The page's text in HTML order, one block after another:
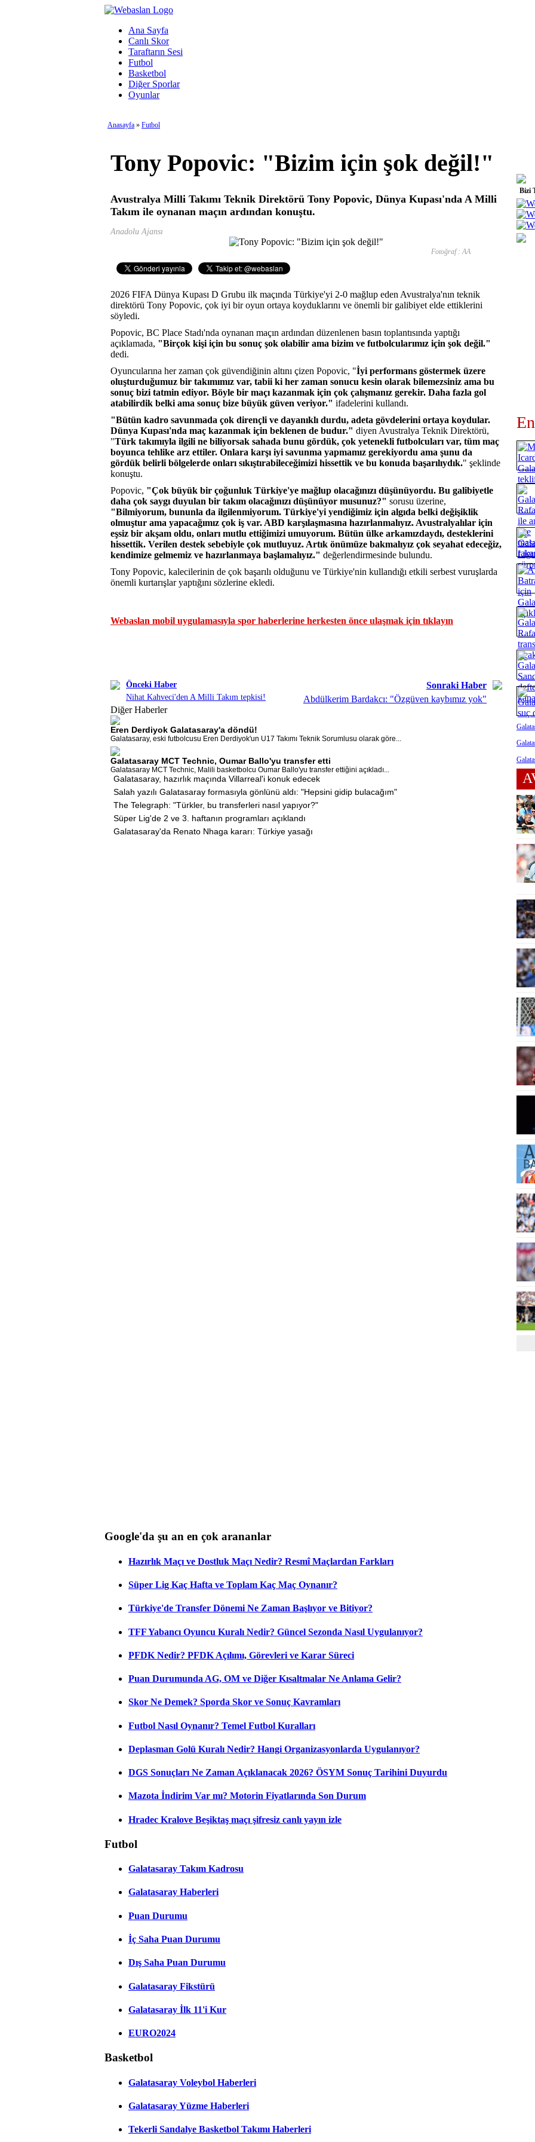
Ana Sayfa
Canlı Skor
Taraftarın Sesi
Futbol
Basketbol
Diğer Sporlar
Oyunlar
Anasayfa » Futbol
Tony Popovic: "Bizim için şok değil!"
Avustralya Milli Takımı Teknik Direktörü Tony Popovic, Dünya Kupası'nda A Milli
Takım ile oynanan maçın ardından konuştu.
Anadolu Ajansı
Fotoğraf : AA
2026 FIFA Dünya Kupası D Grubu ilk maçında Türkiye'yi 2-0 mağlup eden Avustralya'nın teknik
direktörü Tony Popovic, çok iyi bir oyun ortaya koyduklarını ve önemli bir galibiyet elde ettiklerini
söyledi.
Popovic, BC Place Stadı'nda oynanan maçın ardından düzenlenen basın toplantısında yaptığı
açıklamada, "Birçok kişi için bu sonuç şok olabilir ama bizim ve futbolcularımız için şok değil."
dedi.
Oyuncularına her zaman çok güvendiğinin altını çizen Popovic, "İyi performans göstermek üzere
oluşturduğumuz bir takımımız var, tabii ki her zaman sonucu kesin olarak bilemezsiniz ama bu
sonuç bizi tatmin ediyor. Böyle bir maçı kazanmak için çok çalışmanız gerekir. Daha fazla gol
atabilirdik belki ama sonuç bize büyük güven veriyor." ifadelerini kullandı.
"Bütün kadro savunmada çok dirençli ve dayanıklı durdu, adeta gövdelerini ortaya koydular.
Dünya Kupası'nda maç kazanmak için beklenen de budur." diyen Avustralya Teknik Direktörü,
"Türk takımıyla ilgili ne biliyorsak sahada bunu gördük, çok yetenekli futbolcuları var, tüm maç
boyunca tehlike arz ettiler. Onlara karşı iyi savunma yapmamız gerekiyordu ama şunu da
gördük belirli bölgelerde onları sıkıştırabileceğimizi hissettik ve bu konuda başarılıydık." şeklinde
konuştu.
Popovic, "Çok büyük bir çoğunluk Türkiye'ye mağlup olacağınızı düşünüyordu. Bu galibiyetle
daha çok saygı duyulan bir takım olacağınızı düşünüyor musunuz?" sorusu üzerine,
"Bilmiyorum, bununla da ilgilenmiyorum. Türkiye'yi yendiğimiz için algıda belki değişiklik
olmuştur ama yapacağımız çok iş var. ABD karşılaşmasına hazırlanmalıyız. Avustralyalılar için
eşsiz bir akşam oldu, onları mutlu ettiğimizi umuyorum. Bütün ülke arkamızdaydı, desteklerini
hissettik. Verilen destek sebebiyle çok mutluyuz. Artık önümüze bakmalıyız çok seyahat edeceğiz,
kendimize gelmemiz ve hazırlanmaya başlamalıyız." değerlendirmesinde bulundu.
Tony Popovic, kalecilerinin de çok başarılı olduğunu ve Türkiye'nin kullandığı etkili serbest vuruşlarda
önemli kurtarışlar yaptığını sözlerine ekledi.
Webaslan mobil uygulamasıyla spor haberlerine herkesten önce ulaşmak için tıklayın
Önceki Haber
Nihat Kahveci'den A Milli Takım tepkisi!
Sonraki Haber
Abdülkerim Bardakcı: "Özgüven kaybımız yok"
Diğer Haberler
Eren Derdiyok Galatasaray'a döndü!
Galatasaray, eski futbolcusu Eren Derdiyok'un U17 Takımı Teknik Sorumlusu olarak göre...
Galatasaray MCT Technic, Oumar Ballo'yu transfer etti
Galatasaray MCT Technic, Malili basketbolcu Oumar Ballo'yu transfer ettiğini açıkladı...
Galatasaray, hazırlık maçında Villarreal'i konuk edecek
Salah yazılı Galatasaray formasıyla gönlünü aldı: "Hepsini gidip bulacağım"
The Telegraph: "Türkler, bu transferleri nasıl yapıyor?"
Süper Lig'de 2 ve 3. haftanın programları açıklandı
Galatasaray'da Renato Nhaga kararı: Türkiye yasağı
Bizi
Google'da şu an en çok arananlar
Hazırlık Maçı ve Dostluk Maçı Nedir? Resmî Maçlardan Farkları
Süper Lig Kaç Hafta ve Toplam Kaç Maç Oynanır?
Türkiye'de Transfer Dönemi Ne Zaman Başlıyor ve Bitiyor?
TFF Yabancı Oyuncu Kuralı Nedir? Güncel Sezonda Nasıl Uygulanıyor?
PFDK Nedir? PFDK Açılımı, Görevleri ve Karar Süreci
Puan Durumunda AG, OM ve Diğer Kısaltmalar Ne Anlama Gelir?
Skor Ne Demek? Sporda Skor ve Sonuç Kavramları
Futbol Nasıl Oynanır? Temel Futbol Kuralları
Deplasman Golü Kuralı Nedir? Hangi Organizasyonlarda Uygulanıyor?
DGS Sonuçları Ne Zaman Açıklanacak 2026? ÖSYM Sonuç Tarihini Duyurdu
Mazota İndirim Var mı? Motorin Fiyatlarında Son Durum
Hradec Kralove Beşiktaş maçı şifresiz canlı yayın izle
Futbol
Galatasaray Takım Kadrosu
Galatasaray Haberleri
Puan Durumu
İç Saha Puan Durumu
Dış Saha Puan Durumu
Galatasaray Fikstürü
Galatasaray İlk 11'i Kur
EURO2024
Basketbol
Galatasaray Voleybol Haberleri
Galatasaray Yüzme Haberleri
Tekerli Sandalye Basketbol Takımı Haberleri